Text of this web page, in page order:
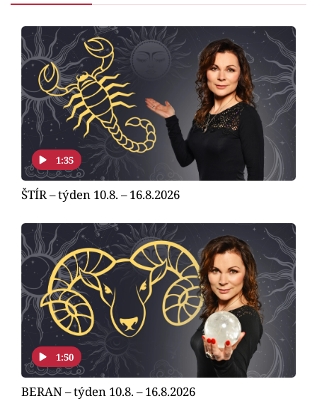
Vztahy
Seriály
Horoskopy
Sledujte prima+
Filmový festival Karlovy Vary
Pořady
Mámy sobě
Přihlášení
Sledujte nás
1:35
ŠTÍR – týden 10.8. – 16.8.2026
1:50
BERAN – týden 10.8. – 16.8.2026